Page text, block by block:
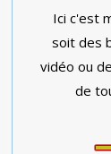
Ici c'est
soit des
vidéo ou
de